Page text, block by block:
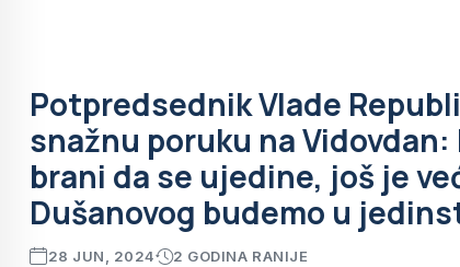
Potpredsednik Vlade
snažnu poruku na
brani da se ujedine, još je
Dušanovog budemo u
28 JUN, 2024 2 GODINA RANIJE